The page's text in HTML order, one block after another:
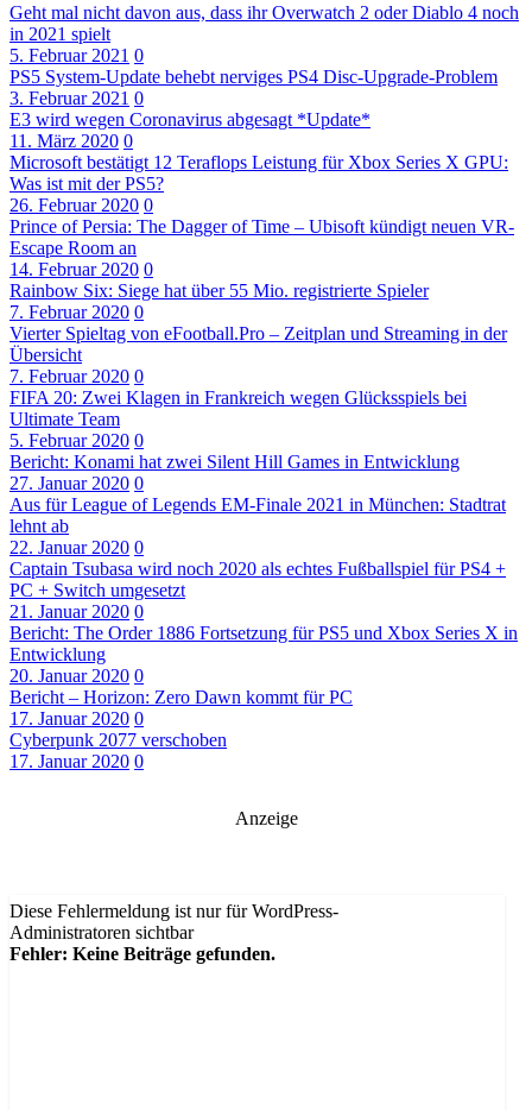
Geht mal nicht davon aus, dass ihr Overwatch 2 oder Diablo 4 noch
in 2021 spielt
5. Februar 2021 0
PS5 System-Update behebt nerviges PS4 Disc-Upgrade-Problem
3. Februar 2021 0
E3 wird wegen Coronavirus abgesagt *Update*
11. März 2020 0
Microsoft bestätigt 12 Teraflops Leistung für Xbox Series X GPU:
Was ist mit der PS5?
26. Februar 2020 0
Prince of Persia: The Dagger of Time – Ubisoft kündigt neuen VR-
Escape Room an
14. Februar 2020 0
Rainbow Six: Siege hat über 55 Mio. registrierte Spieler
7. Februar 2020 0
Vierter Spieltag von eFootball.Pro – Zeitplan und Streaming in der
Übersicht
7. Februar 2020 0
FIFA 20: Zwei Klagen in Frankreich wegen Glücksspiels bei
Ultimate Team
5. Februar 2020 0
Bericht: Konami hat zwei Silent Hill Games in Entwicklung
27. Januar 2020 0
Aus für League of Legends EM-Finale 2021 in München: Stadtrat
lehnt ab
22. Januar 2020 0
Captain Tsubasa wird noch 2020 als echtes Fußballspiel für PS4 +
PC + Switch umgesetzt
21. Januar 2020 0
Bericht: The Order 1886 Fortsetzung für PS5 und Xbox Series X in
Entwicklung
20. Januar 2020 0
Bericht – Horizon: Zero Dawn kommt für PC
17. Januar 2020 0
Cyberpunk 2077 verschoben
17. Januar 2020 0
Anzeige
Diese Fehlermeldung ist nur für WordPress-
Administratoren sichtbar
Fehler: Keine Beiträge gefunden.